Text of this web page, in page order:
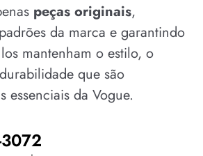
peças originais,
da marca e garantindo
mantenham o estilo, o
que são
essenciais da Vogue.